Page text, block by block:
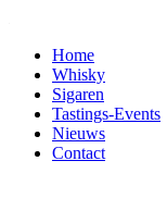
Home
Whisky
Sigaren
Tastings-Events
Nieuws
Contact